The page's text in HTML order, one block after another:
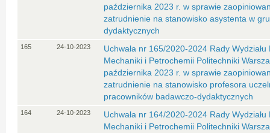
października 2023 r. w sprawie
zatrudnienie na stanowisko asystenta w
dydaktycznych
165 24-10-2023
Uchwała nr 165/2020-2024 Rady
Mechaniki i Petrochemii Politechniki
października 2023 r. w sprawie
zatrudnienie na stanowisko profesora
pracowników badawczo-dydaktycznych
164 24-10-2023
Uchwała nr 164/2020-2024 Rady
Mechaniki i Petrochemii Politechniki